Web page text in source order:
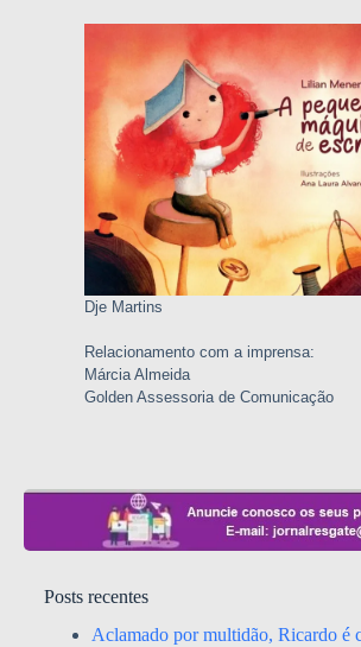
Dje Martins
Relacionamento com a imprensa:
Márcia Almeida
Golden Assessoria de Comunicação
Posts recentes
Aclamado por multidão, Ricardo é